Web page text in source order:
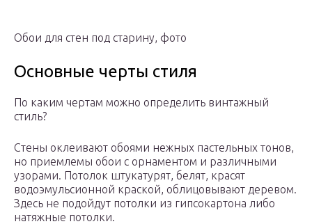
Обои для стен под старину, фото
Основные черты стиля
По каким чертам можно определить винтажный
стиль?
Стены оклеивают обоями нежных пастельных тонов,
но приемлемы обои с орнаментом и различными
узорами. Потолок штукатурят, белят, красят
водоэмульсионной краской, облицовывают деревом.
Здесь не подойдут потолки из гипсокартона либо
натяжные потолки.